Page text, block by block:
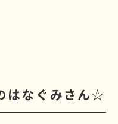
はなぐみさん☆